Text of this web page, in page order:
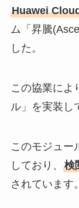
Huawei
ム「昇騰
した。
この協業によ
ル」を実装し
このモジュー
しており、 検
されています。